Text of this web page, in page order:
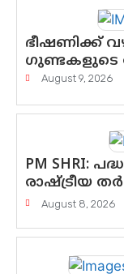
ഭീഷണിക്ക്
ഗുണ്ടകളുടെ
August 9, 2026
PM SHRI:
രാഷ്ട്രീയ
August 8, 2026